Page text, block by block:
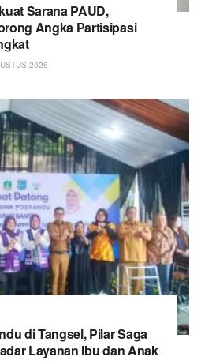
Sarana PAUD,
Angka Partisipasi
2026
di Tangsel, Pilar Saga
Layanan Ibu dan Anak